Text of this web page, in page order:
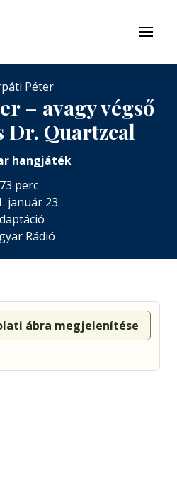
Menü
Péter
– avagy végső
Dr. Quartzcal
hangjáték
73 perc
január 23.
Rádió
ábra megjelenítése